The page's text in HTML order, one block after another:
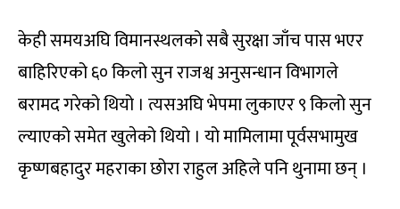
केही समयअघि विमानस्थलको सबै सुरक्षा जाँच पास भएर
बाहिरिएको ६० किलो सुन राजश्व अनुसन्धान विभागले
बरामद गरेको थियो । त्यसअघि भेपमा लुकाएर ९ किलो सुन
ल्याएको समेत खुलेको थियो । यो मामिलामा पूर्वसभामुख
कृष्णबहादुर महराका छोरा राहुल अहिले पनि थुनामा छन् ।